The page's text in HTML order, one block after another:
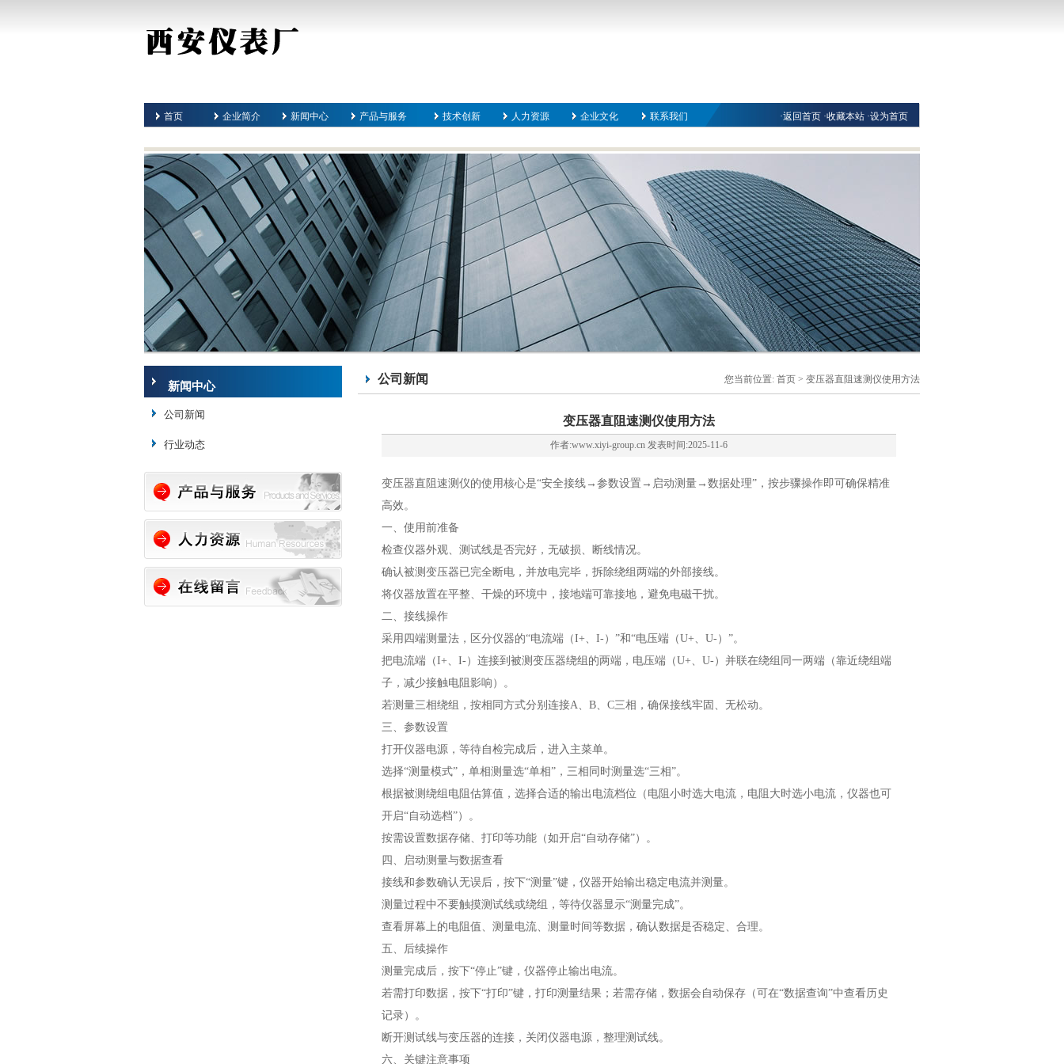
首页 企业简介 新闻中心 产品与服务 技术创新 人力资源 企业文化 联系我们 ·返回首页 ·收藏本站 ·设为首页
新闻中心
公司新闻
行业动态
公司新闻 您当前位置: 首页 > 变压器直阻速测仪使用方法
变压器直阻速测仪使用方法
作者:www.xiyi-group.cn 发表时间:2025-11-6
变压器直阻速测仪的使用核心是“安全接线→参数设置→启动测量→数据处理”，按步骤操作即可确保精准
高效。
一、使用前准备
检查仪器外观、测试线是否完好，无破损、断线情况。
确认被测变压器已完全断电，并放电完毕，拆除绕组两端的外部接线。
将仪器放置在平整、干燥的环境中，接地端可靠接地，避免电磁干扰。
二、接线操作
采用四端测量法，区分仪器的“电流端（I+、I-）”和“电压端（U+、U-）”。
把电流端（I+、I-）连接到被测变压器绕组的两端，电压端（U+、U-）并联在绕组同一两端（靠近绕组端
子，减少接触电阻影响）。
若测量三相绕组，按相同方式分别连接A、B、C三相，确保接线牢固、无松动。
三、参数设置
打开仪器电源，等待自检完成后，进入主菜单。
选择“测量模式”，单相测量选“单相”，三相同时测量选“三相”。
根据被测绕组电阻估算值，选择合适的输出电流档位（电阻小时选大电流，电阻大时选小电流，仪器也可
开启“自动选档”）。
按需设置数据存储、打印等功能（如开启“自动存储”）。
四、启动测量与数据查看
接线和参数确认无误后，按下“测量”键，仪器开始输出稳定电流并测量。
测量过程中不要触摸测试线或绕组，等待仪器显示“测量完成”。
查看屏幕上的电阻值、测量电流、测量时间等数据，确认数据是否稳定、合理。
五、后续操作
测量完成后，按下“停止”键，仪器停止输出电流。
若需打印数据，按下“打印”键，打印测量结果；若需存储，数据会自动保存（可在“数据查询”中查看历史
记录）。
断开测试线与变压器的连接，关闭仪器电源，整理测试线。
六、关键注意事项